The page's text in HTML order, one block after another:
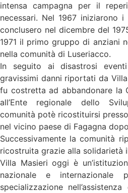
intensa campagna per il
necessari. Nel 1967 iniziarono
conclusero nel dicembre del
1971 il primo gruppo di anziani
nella comunità di Luseriacco.
In seguito ai disastrosi
gravissimi danni riportati da
fu costretta ad abbandonare la
all’Ente regionale dello
comunità potè ricostituirsi
nel vicino paese di Fagagna
Successivamente la comunità
ricostruita grazie alla solidarietà
Villa Masieri oggi è
nazionale e internazionale
specializzazione